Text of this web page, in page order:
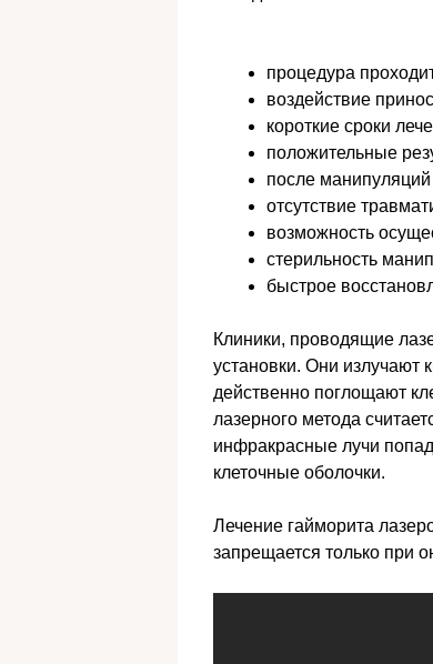
процедура
воздействие
короткие сроки
положительные
после
отсутствие
возможность
стерильность
быстрое
Клиники, проводящие
установки. Они
действенно поглощают
лазерного метода
инфракрасные лучи
клеточные оболочки.
Лечение гайморита
запрещается только при